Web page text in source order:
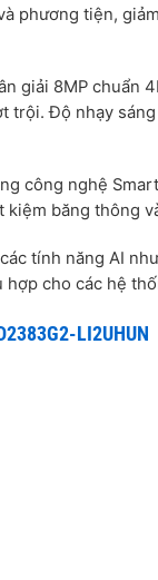
phương tiện,
giải 8MP chuẩn
trội. Độ nhạy
công nghệ
băng thông
tính năng AI
cho các hệ
LI2UHUN